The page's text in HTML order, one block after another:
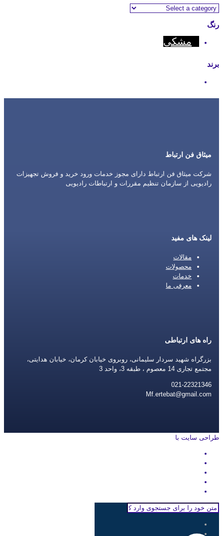
رنگ
مشکی
برند
میثاق فن ارتباط
شرکت میثاق فن ارتباط دارای مجوز خدمات ورود خرید و فروش تجهیزات
رادیویی از سازمان تنظیم مقررات و ارتباطات رادیویی
لینک های مفید
مقالات
محصولات
خدمات
معرفی ما
راه های ارتباطی
بزرگراه شهید سردار سلیمانی، روبروی خیابان کرمان، خیابان هدایتی،
مجتمع تجاری 14 معصوم ، طبقه 3، واحد 3
021-22321346
Mf.ertebat@gmail.com
طراحی سایت با